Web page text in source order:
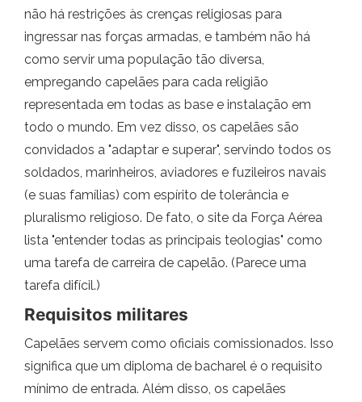
não há restrições às crenças religiosas para
ingressar nas forças armadas, e também não há
como servir uma população tão diversa,
empregando capelães para cada religião
representada em todas as base e instalação em
todo o mundo. Em vez disso, os capelães são
convidados a "adaptar e superar", servindo todos os
soldados, marinheiros, aviadores e fuzileiros navais
(e suas famílias) com espírito de tolerância e
pluralismo religioso. De fato, o site da Força Aérea
lista "entender todas as principais teologias" como
uma tarefa de carreira de capelão. (Parece uma
tarefa difícil.)
Requisitos militares
Capelães servem como oficiais comissionados. Isso
significa que um diploma de bacharel é o requisito
mínimo de entrada. Além disso, os capelães